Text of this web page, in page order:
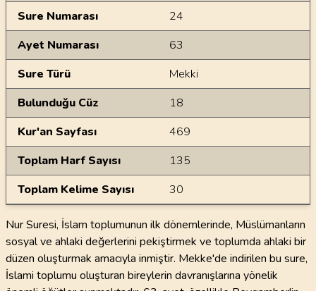
Sure Numarası
24
Ayet Numarası
63
Sure Türü
Mekki
Bulunduğu Cüz
18
Kur'an Sayfası
469
Toplam Harf Sayısı
135
Toplam Kelime Sayısı
30
Nur Suresi, İslam toplumunun ilk dönemlerinde, Müslümanların
sosyal ve ahlaki değerlerini pekiştirmek ve toplumda ahlaki bir
düzen oluşturmak amacıyla inmiştir. Mekke'de indirilen bu sure,
İslami toplumu oluşturan bireylerin davranışlarına yönelik